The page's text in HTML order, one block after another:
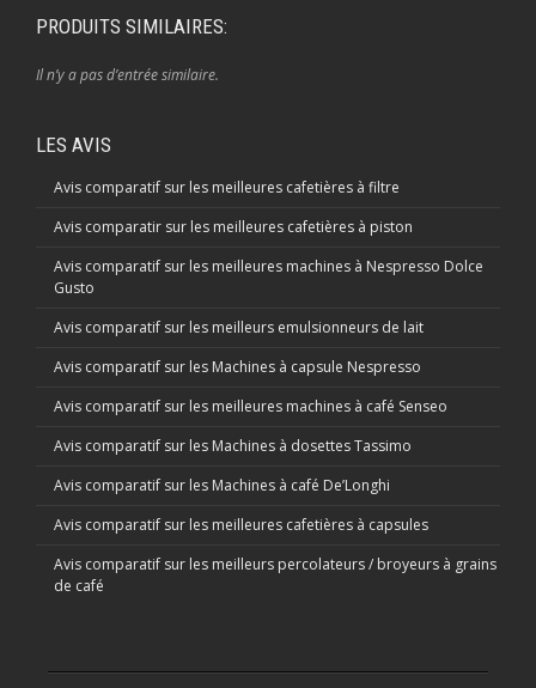
PRODUITS SIMILAIRES:
Il n’y a pas d’entrée similaire.
LES AVIS
Avis comparatif sur les meilleures cafetières à filtre
Avis comparatir sur les meilleures cafetières à piston
Avis comparatif sur les meilleures machines à Nespresso Dolce
Gusto
Avis comparatif sur les meilleurs emulsionneurs de lait
Avis comparatif sur les Machines à capsule Nespresso
Avis comparatif sur les meilleures machines à café Senseo
Avis comparatif sur les Machines à dosettes Tassimo
Avis comparatif sur les Machines à café De’Longhi
Avis comparatif sur les meilleures cafetières à capsules
Avis comparatif sur les meilleurs percolateurs / broyeurs à grains
de café